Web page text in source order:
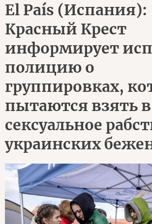
El País (Испания):
Красный Крест
информирует
полицию о
группировках,
пытаются взять в
сексуальное
украинских